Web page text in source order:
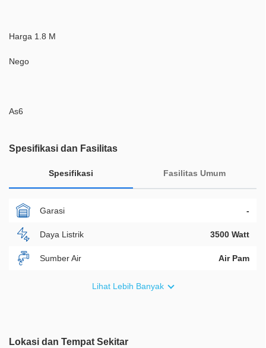
Harga 1.8 M
Nego
As6
Spesifikasi dan Fasilitas
Spesifikasi Fasilitas Umum
Garasi -
Daya Listrik 3500 Watt
Sumber Air Air Pam
Lihat Lebih Banyak
Lokasi dan Tempat Sekitar